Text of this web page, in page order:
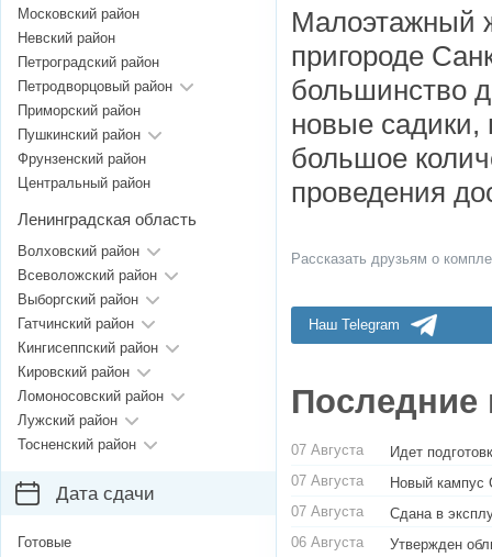
Малоэтажный
пригороде
большинство
новые садики,
большое
проведения
Рассказать друзьям о
Наш Telegram
Последние
07 Августа
Идет
07 Августа
Новый кампус
07 Августа
Сдана в
06 Августа
Утвержден
Московский район
Невский район
Петроградский район
Петродворцовый район
Приморский район
Пушкинский район
Фрунзенский район
Центральный район
Ленинградская область
Волховский район
Всеволожский район
Выборгский район
Гатчинский район
Кингисеппский район
Кировский район
Ломоносовский район
Лужский район
Тосненский район
Дата сдачи
Готовые